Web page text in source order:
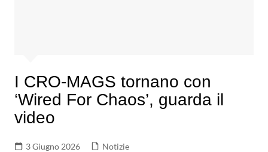
I CRO-MAGS tornano con
‘Wired For Chaos’, guarda il
video
3 Giugno 2026 Notizie